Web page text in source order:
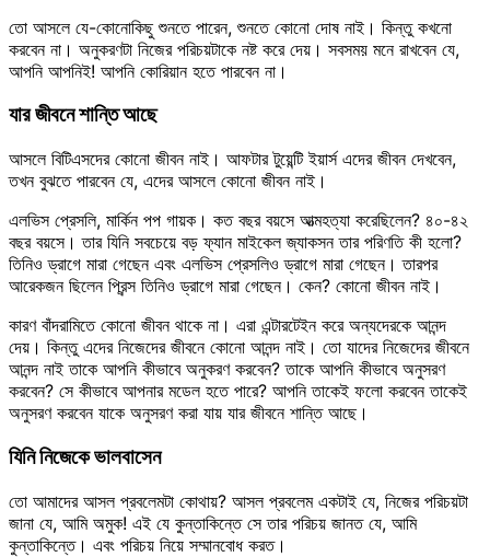
তো আসলে যে-কোনোকিছু শুনতে পারেন, শুনতে কোনো দোষ নাই। কিন্তু কখনো
করবেন না। অনুকরণটা নিজের পরিচয়টাকে নষ্ট করে দেয়। সবসময় মনে রাখবেন যে,
আপনি আপনিই! আপনি কোরিয়ান হতে পারবেন না।
যার জীবনে শান্তি আছে
আসলে বিটিএসদের কোনো জীবন নাই। আফটার টুয়েন্টি ইয়ার্স এদের জীবন দেখবেন,
তখন বুঝতে পারবেন যে, এদের আসলে কোনো জীবন নাই।
এলভিস প্রেসলি, মার্কিন পপ গায়ক। কত বছর বয়সে আত্মহত্যা করেছিলেন? ৪০-৪২
বছর বয়সে। তার যিনি সবচেয়ে বড় ফ্যান মাইকেল জ্যাকসন তার পরিণতি কী হলো?
তিনিও ড্রাগে মারা গেছেন এবং এলভিস প্রেসলিও ড্রাগে মারা গেছেন। তারপর
আরেকজন ছিলেন প্রিন্স তিনিও ড্রাগে মারা গেছেন। কেন? কোনো জীবন নাই।
কারণ বাঁদরামিতে কোনো জীবন থাকে না। এরা এন্টারটেইন করে অন্যদেরকে আনন্দ
দেয়। কিন্তু এদের নিজেদের জীবনে কোনো আনন্দ নাই। তো যাদের নিজেদের জীবনে
আনন্দ নাই তাকে আপনি কীভাবে অনুকরণ করবেন? তাকে আপনি কীভাবে অনুসরণ
করবেন? সে কীভাবে আপনার মডেল হতে পারে? আপনি তাকেই ফলো করবেন তাকেই
অনুসরণ করবেন যাকে অনুসরণ করা যায় যার জীবনে শান্তি আছে।
যিনি নিজেকে ভালবাসেন
তো আমাদের আসল প্রবলেমটা কোথায়? আসল প্রবলেম একটাই যে, নিজের পরিচয়টা
জানা যে, আমি অমুক! এই যে কুন্তাকিন্তে সে তার পরিচয় জানত যে, আমি
কুন্তাকিন্তে। এবং পরিচয় নিয়ে সম্মানবোধ করত।